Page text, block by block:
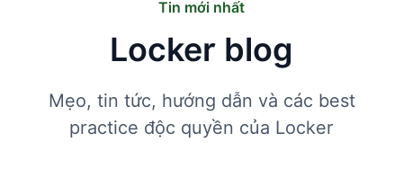
Tin mới nhất
Locker blog
Mẹo, tin tức, hướng dẫn và các best
practice độc quyền của Locker